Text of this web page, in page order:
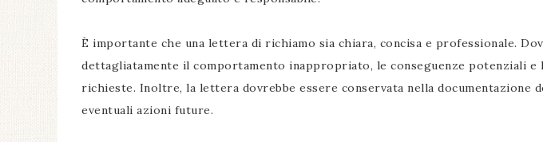
È importante che una lettera di richiamo sia chiara, concisa e professionale.
dettagliatamente il comportamento inappropriato, le conseguenze potenziali
richieste. Inoltre, la lettera dovrebbe essere conservata nella documentazione
eventuali azioni future.